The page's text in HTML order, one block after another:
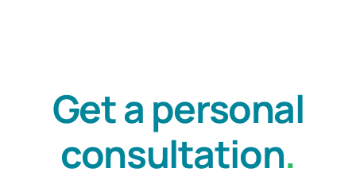
Get a personal
consultation.